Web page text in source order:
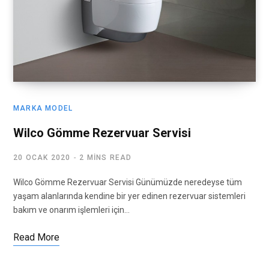
MARKA MODEL
Wilco Gömme Rezervuar Servisi
20 OCAK 2020 2 MINS READ
Wilco Gömme Rezervuar Servisi Günümüzde neredeyse tüm
yaşam alanlarında kendine bir yer edinen rezervuar sistemleri
bakım ve onarım işlemleri için…
Read More